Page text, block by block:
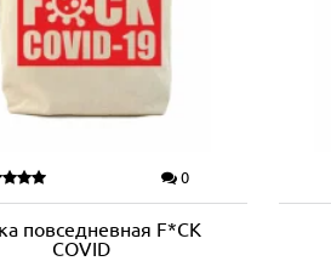
0
повседневная F*CK
COVID